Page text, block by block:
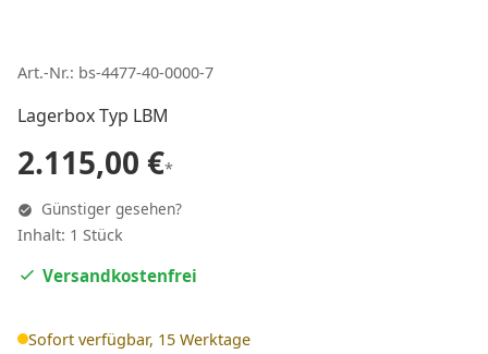
Art.-Nr.: bs-4477-40-0000-7
Lagerbox Typ LBM
2.115,00 €*
Günstiger gesehen?
Inhalt: 1 Stück
Versandkostenfrei
Sofort verfügbar, 15 Werktage